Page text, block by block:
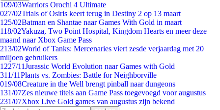
109/03Warriors Orochi 4 Ultimate
027/02Trials of Osiris keert terug in Destiny 2 op 13 maart
1 25/02Batman en Shantae naar Games With Gold in maart
118/02Yakuza, Two Point Hospital, Kingdom Hearts en meer deze
maand naar Xbox Game Pass
213/02World of Tanks: Mercenaries viert zesde verjaardag met 20
miljoen gebruikers
1227/11Jurassic World Evolution naar Games with Gold
311/11Plants vs. Zombies: Battle for Neighborville
019/08Creature in the Well brengt pinball naar dungeons
131/07Zes nieuwe titels aan Game Pass toegevoegd voor augustus
231/07Xbox Live Gold games van augustus zijn bekend